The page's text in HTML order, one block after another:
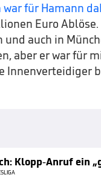
für Hamann
Euro
und auch in
aber er war für
Klopp-Anruf ein